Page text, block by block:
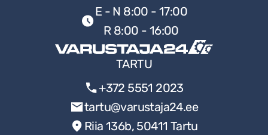
Mittauslaitteet
Paristot ja laturit
Sähkötyökalut
Tikkaat ja telineet
BOSCH PISTOSAHA
E - N 8:00 - 17:00
R 8:00 - 16:00
TARTU
+372 5551 2023
tartu@varustaja24.ee
Riia 136b, 50411 Tartu